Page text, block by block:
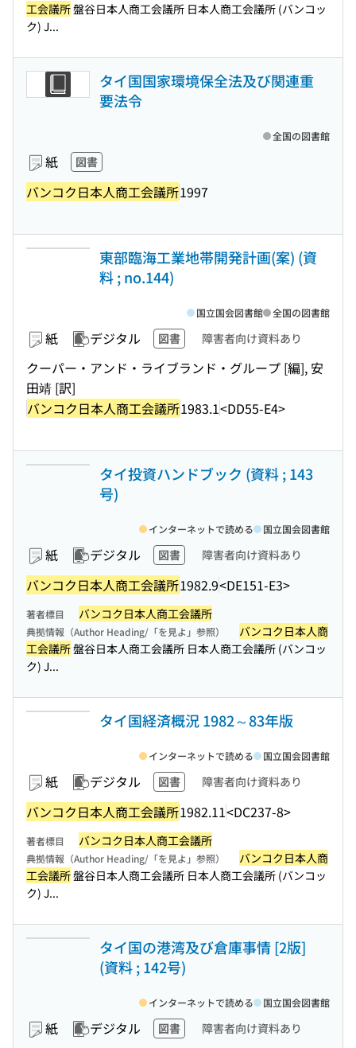
工会議所盤谷日本人商工会議所 日本人商工会議所 (バンコッ
ク) J...
タイ国国家環境保全法及び関連重
要法令
紙 図書
バンコク日本人商工会議所1997
全国の図書館
東部臨海工業地帯開発計画(案) (資
料 ; no.144)
紙 デジタル 図書 障害者向け資料あり
クーパー・アンド・ライブランド・グループ [編], 安
田靖 [訳]
バンコク日本人商工会議所1983.1<DD55-E4>
国立国会図書館 全国の図書館
タイ投資ハンドブック (資料 ; 143
号)
紙 デジタル 図書 障害者向け資料あり
バンコク日本人商工会議所1982.9<DE151-E3>
インターネットで読める 国立国会図書館
著者標目 バンコク日本人商工会議所
典拠情報（Author Heading/「を見よ」参照）
バンコク日本人商
工会議所盤谷日本人商工会議所 日本人商工会議所 (バンコッ
ク) J...
タイ国経済概況 1982～83年版
紙 デジタル 図書 障害者向け資料あり
バンコク日本人商工会議所1982.11<DC237-8>
インターネットで読める 国立国会図書館
著者標目 バンコク日本人商工会議所
典拠情報（Author Heading/「を見よ」参照）
バンコク日本人商
工会議所盤谷日本人商工会議所 日本人商工会議所 (バンコッ
ク) J...
タイ国の港湾及び倉庫事情 [2版]
(資料 ; 142号)
紙 デジタル 図書 障害者向け資料あり
インターネットで読める 国立国会図書館